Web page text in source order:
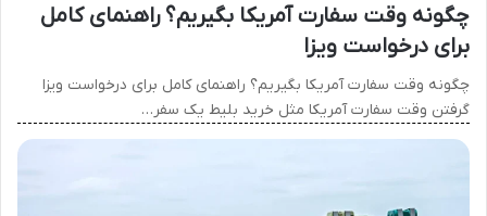
چگونه وقت سفارت آمریکا بگیریم؟ راهنمای کامل
برای درخواست ویزا
چگونه وقت سفارت آمریکا بگیریم؟ راهنمای کامل برای درخواست ویزا
گرفتن وقت سفارت آمریکا مثل خرید بلیط یک سفر…